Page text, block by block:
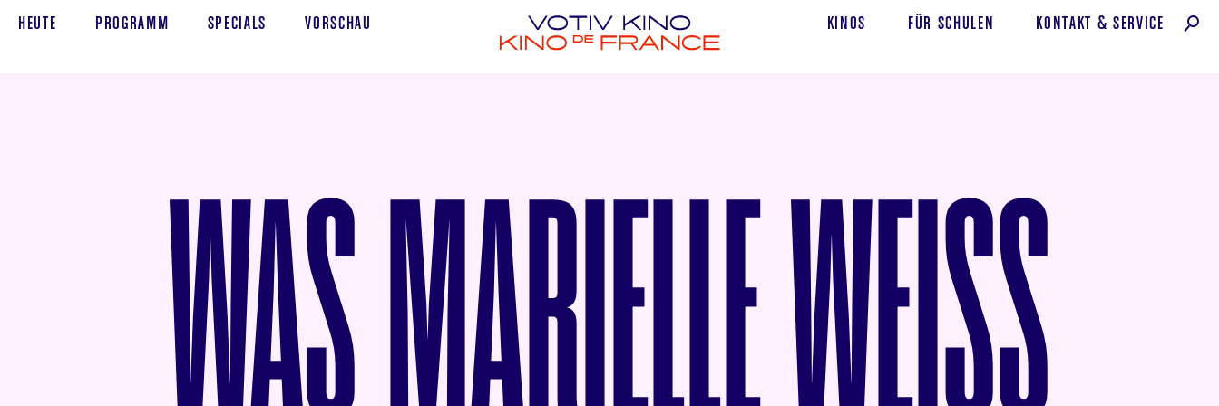
HEUTE PROGRAMM SPECIALS VORSCHAU KINOS FÜR SCHULEN KONTAKT & SERVICE
WAS MARIELLE WEISS